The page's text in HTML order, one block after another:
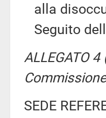
alla
Seguito
ALLEGATO
SEDE